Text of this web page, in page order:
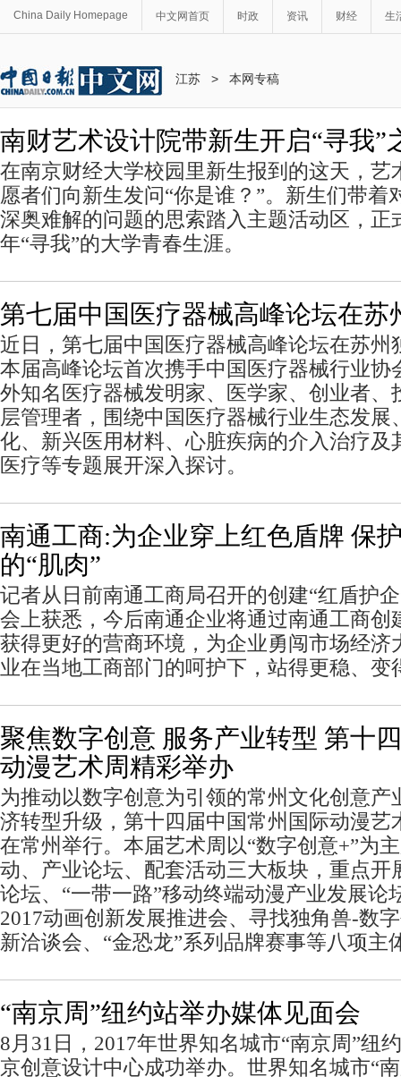
China Daily Homepage 中文网首页 时政 资讯 财经 生
江苏 > 本网专稿
南财艺术设计院带新生开启“寻我”
在南京财经大学校园里新生报到的这天，艺
愿者们向新生发问“你是谁？”。新生们带着
深奥难解的问题的思索踏入主题活动区，正
年“寻我”的大学青春生涯。
第七届中国医疗器械高峰论坛在苏
近日，第七届中国医疗器械高峰论坛在苏州
本届高峰论坛首次携手中国医疗器械行业协
外知名医疗器械发明家、医学家、创业者、
层管理者，围绕中国医疗器械行业生态发展
化、新兴医用材料、心脏疾病的介入治疗及
医疗等专题展开深入探讨。
南通工商:为企业穿上红色盾牌 保
的“肌肉”
记者从日前南通工商局召开的创建“红盾护
会上获悉，今后南通企业将通过南通工商创
获得更好的营商环境，为企业勇闯市场经济
业在当地工商部门的呵护下，站得更稳、变
聚焦数字创意 服务产业转型 第十
动漫艺术周精彩举办
为推动以数字创意为引领的常州文化创意产
济转型升级，第十四届中国常州国际动漫艺
在常州举行。本届艺术周以“数字创意+”为
动、产业论坛、配套活动三大板块，重点开
论坛、“一带一路”移动终端动漫产业发展论
2017动画创新发展推进会、寻找独角兽-数
新洽谈会、“金恐龙”系列品牌赛事等八项主
“南京周”纽约站举办媒体见面会
8月31日，2017年世界知名城市“南京周”纽
京创意设计中心成功举办。世界知名城市“